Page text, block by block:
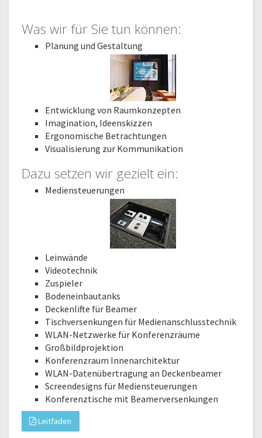
Was wir für Sie tun können:
Planung und Gestaltung
Entwicklung von Raumkonzepten
Imagination, Ideenskizzen
Ergonomische Betrachtungen
Visualisierung zur Kommunikation
Dazu setzen wir gezielt ein:
Mediensteuerungen
Leinwände
Videotechnik
Zuspieler
Bodeneinbautanks
Deckenlifte für Beamer
Tischversenkungen für Medienanschlusstechnik
WLAN-Netzwerke für Konferenzräume
Großbildprojektion
Konferenzraum Innenarchitektur
WLAN-Datenübertragung an Deckenbeamer
Screendesigns für Mediensteuerungen
Konferenztische mit Beamerversenkungen
Leitfaden